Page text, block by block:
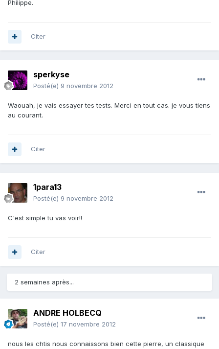
Philippe.
Citer
sperkyse
Posté(e) 9 novembre 2012
Waouah, je vais essayer tes tests. Merci en tout cas. je vous tiens
au courant.
Citer
1para13
Posté(e) 9 novembre 2012
C'est simple tu vas voir!!
Citer
2 semaines après...
ANDRE HOLBECQ
Posté(e) 17 novembre 2012
nous les chtis nous connaissons bien cette pierre, un classique